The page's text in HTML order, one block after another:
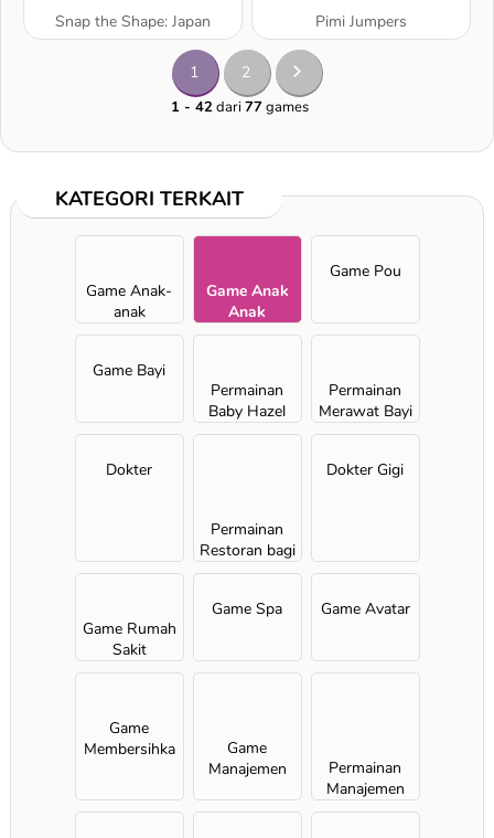
Snap the Shape: Japan Pimi Jumpers
1 2
1 - 42dari77games
KATEGORI TERKAIT
Game Anak-
anak
Game Anak
Anak
Game Pou
Game Bayi
Permainan
Baby Hazel
Permainan
Merawat Bayi
Dokter
Permainan
Restoran bagi
Anak
Dokter Gigi
Game Rumah
Sakit
Game Spa Game Avatar
Game
Membersihka
Game
Manajemen
Permainan
Manajemen
bagi Anak